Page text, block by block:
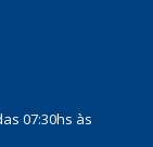
07:30hs às